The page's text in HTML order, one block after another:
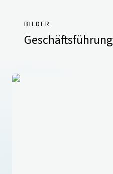
BILDER
Geschäftsführung